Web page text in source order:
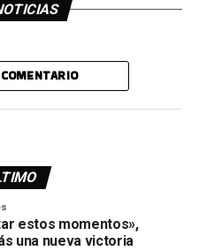
estos momentos»,
una nueva victoria